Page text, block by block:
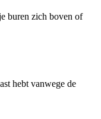
buren zich boven of
hebt vanwege de